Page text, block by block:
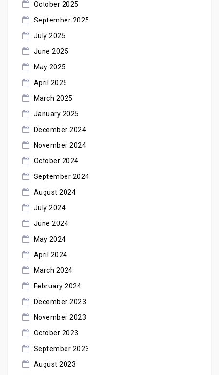
October 2025
September 2025
July 2025
June 2025
May 2025
April 2025
March 2025
January 2025
December 2024
November 2024
October 2024
September 2024
August 2024
July 2024
June 2024
May 2024
April 2024
March 2024
February 2024
December 2023
November 2023
October 2023
September 2023
August 2023